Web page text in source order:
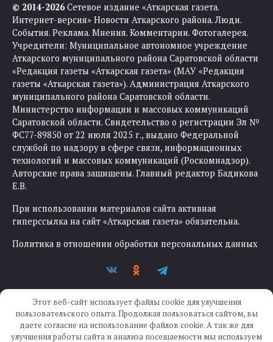
© 2014-2026Сетевое издание «Аткарская газета.
Интернет-версия» Новости Аткарского района. Люди.
События. Реклама. Мнения. Комментарии. Фотогалерея.
Учредители: Муниципальное автономное учреждение
Аткарского муниципального района Саратовской области
«Редакция газеты «Аткарская газета» (МАУ «Редакция
газеты «Аткарская газета»). Администрация Аткарского
муниципального района Саратовской области.
Министерство информации и массовых коммуникаций
Саратовской области. Свидетельство о регистрации Эл №
ФС77-89850 от 22 июля 2025 г., выдано Федеральной
службой по надзору в сфере связи, информационных
технологий и массовых коммуникаций (Роскомнадзор).
Авторские права защищены. Главный редактор Бадикова
Е.В.
При использовании материалов сайта активная
гиперссылка на сайт «Аткарская газета» обязательна.
Политика в отношении обработки персональных данных
Этот веб-сайт использует файлы cookie для улучшения
пользовательского опыта. Продолжая пользоваться сайтом, вы
даете согласие на использование файлов cookie. А так же для
улучшения работы сайта и анализа посещаемости мы используем